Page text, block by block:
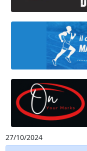
27/10/2024